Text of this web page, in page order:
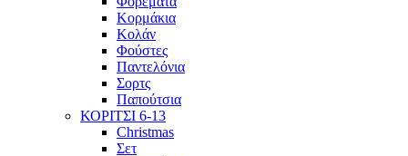
Κορμάκια
Κολάν
Φούστες
Παντελόνια
Σορτς
Παπούτσια
ΚΟΡΙΤΣΙ 6-13
Christmas
Σετ